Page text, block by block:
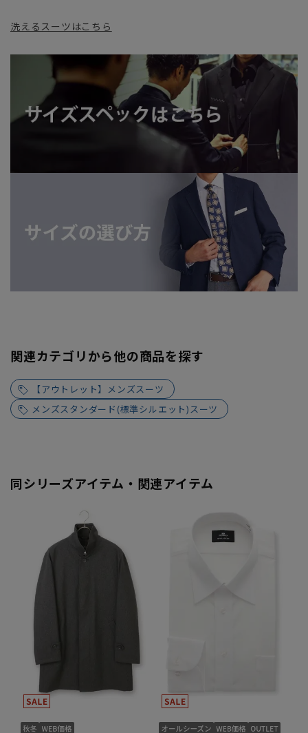
洗えるスーツはこちら
関連カテゴリから他の商品を探す
【アウトレット】メンズスーツ
メンズスタンダード(標準シルエット)スーツ
同シリーズアイテム・関連アイテム